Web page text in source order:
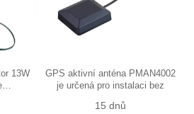
13W
GPS aktivní anténa PMAN4002
je určená pro instalaci bez
15 dnů